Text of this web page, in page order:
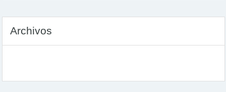
Archivos